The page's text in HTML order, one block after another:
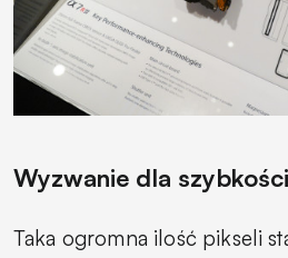
Wyzwanie dla szybkości
Taka ogromna ilość pikseli